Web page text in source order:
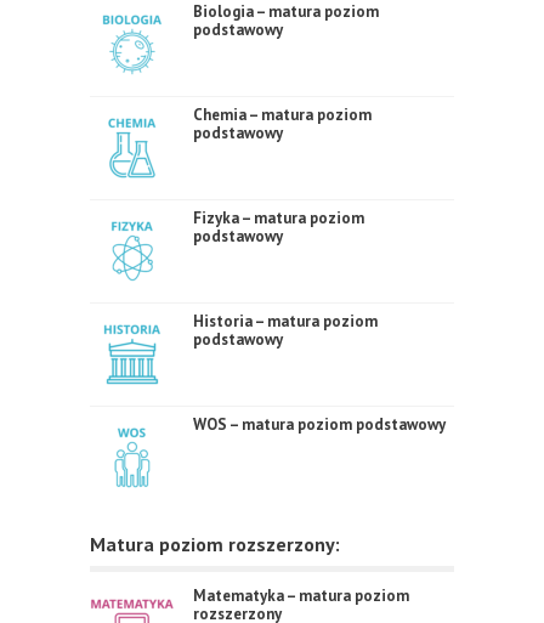
Biologia – matura poziom
podstawowy
Chemia – matura poziom
podstawowy
Fizyka – matura poziom
podstawowy
Historia – matura poziom
podstawowy
WOS – matura poziom podstawowy
Matura poziom rozszerzony:
Matematyka – matura poziom
rozszerzony